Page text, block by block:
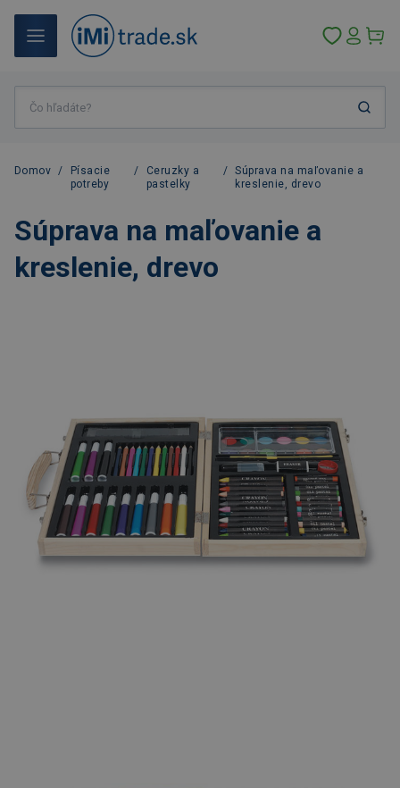
Domov /
Písacie
potreby
/
Ceruzky a
pastelky
/
Súprava na maľovanie a
kreslenie, drevo
Súprava na maľovanie a
kreslenie, drevo